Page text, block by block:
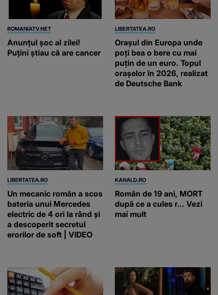
ROMANIATV.NET
Anunţul şoc al zilei!
Puţini ştiau că are cancer
LIBERTATEA.RO
Orașul din Europa unde
poți bea o bere cu mai
puțin de un euro. Topul
orașelor în 2026, realizat
de Deutsche Bank
LIBERTATEA.RO
Un mecanic român a scos
bateria unui Mercedes
electric de 4 ori la rând și
a descoperit secretul
erorilor de soft | VIDEO
KANALD.RO
Român de 19 ani, MORT
după ce a cules r... Vezi
mai mult